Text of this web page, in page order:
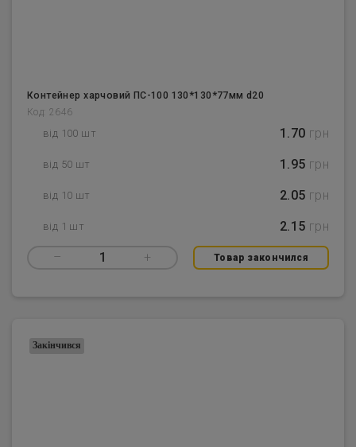
Контейнер харчовий ПС-100 130*130*77мм d20
Код: 2646
від 100 шт 1.70 грн
від 50 шт 1.95 грн
від 10 шт 2.05 грн
від 1 шт 2.15 грн
– 1 + Товар закончился
Закінчився